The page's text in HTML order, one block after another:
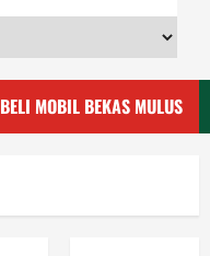
BELI MOBIL BEKAS MULUS